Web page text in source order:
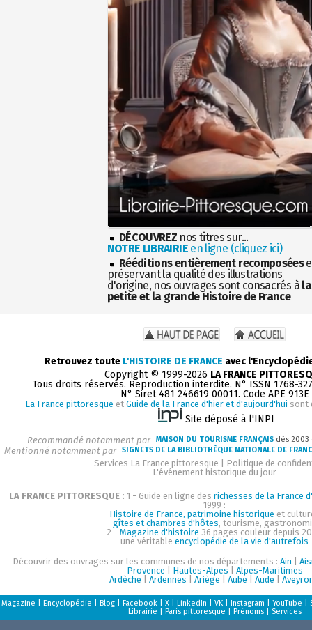
DÉCOUVREZ nos titres sur...
NOTRE LIBRAIRIEen ligne (cliquez ici)
Rééditions entièrement recomposées
préservant la qualité des illustrations
d'origine, nos ouvrages sont consacrés à la
petite et la grande Histoire de France
Retrouvez toute L'HISTOIRE DE FRANCE avec
Copyright © 1999-2026 LA FRANCE
Tous droits réservés. Reproduction interdite. N° ISSN 1768-
N° Siret 481 246619 00011. Code APE 913E
La France pittoresque et Guide de la France d'hier et d'aujourd'hui sont
Site déposé à l'INPI
Recommandé notamment par MAISON DU TOURISME FRANÇAIS dès
Mentionné notamment par SIGNETS DE LA BIBLIOTHÈQUE NATIONALE DE
Services La France pittoresque
Politique de
L'événement historique du jour
LA FRANCE PITTORESQUE : 1 - Guide en ligne des richesses de la France
1999 :
Histoire de France, patrimoine historique et
gîtes et chambres d'hôtes, tourisme,
2 - Magazine d'histoire 36 pages couleur depuis
une véritable encyclopédie de la vie d'autrefois
Découvrir des ouvrages sur les communes de nos départements : Ain
Provence
Hautes-Alpes
Alpes-Maritimes
Ardèche
Ardennes Ariège Aube Aude
Magazine Encyclopédie Blog| Facebook| X| LinkedIn VK| Instagram YouTube
Librairie
Paris pittoresque Prénoms| Services